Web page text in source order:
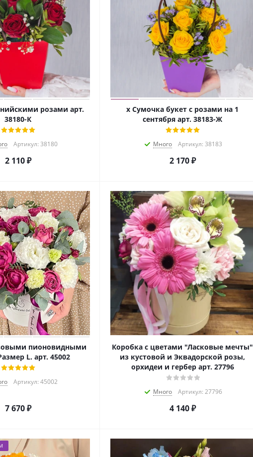
розами арт.
38180-К
Артикул: 38180
2 110₽
х Сумочка букет с розами на 1
сентября арт. 38183-Ж
Много Артикул: 38183
2 170₽
пионовидными
L. арт. 45002
Артикул: 45002
7 670₽
Коробка с цветами "Ласковые мечты"
из кустовой и Эквадорской розы,
орхидеи и гербер арт. 27796
Много Артикул: 27796
4 140₽